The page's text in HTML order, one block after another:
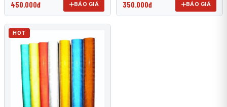
450.000đ BÁO GIÁ 350.000đ BÁO GIÁ
HOT